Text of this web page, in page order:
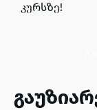
კურსზე!